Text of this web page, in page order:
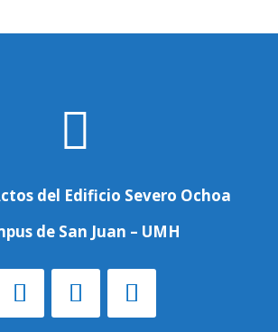

del Edificio Severo Ochoa
de San Juan – UMH